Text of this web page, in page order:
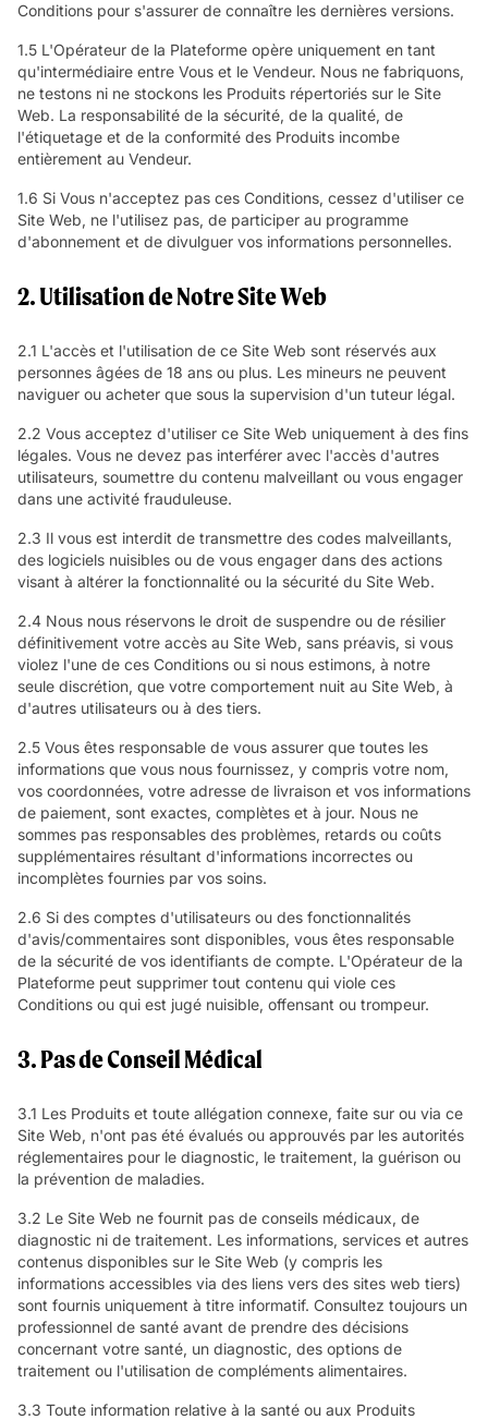
Conditions pour s'assurer de connaître les dernières versions.
1.5 L'Opérateur de la Plateforme opère uniquement en tant
qu'intermédiaire entre Vous et le Vendeur. Nous ne fabriquons,
ne testons ni ne stockons les Produits répertoriés sur le Site
Web. La responsabilité de la sécurité, de la qualité, de
l'étiquetage et de la conformité des Produits incombe
entièrement au Vendeur.
1.6 Si Vous n'acceptez pas ces Conditions, cessez d'utiliser ce
Site Web, ne l'utilisez pas, de participer au programme
d'abonnement et de divulguer vos informations personnelles.
2. Utilisation de Notre Site Web
2.1 L'accès et l'utilisation de ce Site Web sont réservés aux
personnes âgées de 18 ans ou plus. Les mineurs ne peuvent
naviguer ou acheter que sous la supervision d'un tuteur légal.
2.2 Vous acceptez d'utiliser ce Site Web uniquement à des fins
légales. Vous ne devez pas interférer avec l'accès d'autres
utilisateurs, soumettre du contenu malveillant ou vous engager
dans une activité frauduleuse.
2.3 Il vous est interdit de transmettre des codes malveillants,
des logiciels nuisibles ou de vous engager dans des actions
visant à altérer la fonctionnalité ou la sécurité du Site Web.
2.4 Nous nous réservons le droit de suspendre ou de résilier
définitivement votre accès au Site Web, sans préavis, si vous
violez l'une de ces Conditions ou si nous estimons, à notre
seule discrétion, que votre comportement nuit au Site Web, à
d'autres utilisateurs ou à des tiers.
2.5 Vous êtes responsable de vous assurer que toutes les
informations que vous nous fournissez, y compris votre nom,
vos coordonnées, votre adresse de livraison et vos informations
de paiement, sont exactes, complètes et à jour. Nous ne
sommes pas responsables des problèmes, retards ou coûts
supplémentaires résultant d'informations incorrectes ou
incomplètes fournies par vos soins.
2.6 Si des comptes d'utilisateurs ou des fonctionnalités
d'avis/commentaires sont disponibles, vous êtes responsable
de la sécurité de vos identifiants de compte. L'Opérateur de la
Plateforme peut supprimer tout contenu qui viole ces
Conditions ou qui est jugé nuisible, offensant ou trompeur.
3. Pas de Conseil Médical
3.1 Les Produits et toute allégation connexe, faite sur ou via ce
Site Web, n'ont pas été évalués ou approuvés par les autorités
réglementaires pour le diagnostic, le traitement, la guérison ou
la prévention de maladies.
3.2 Le Site Web ne fournit pas de conseils médicaux, de
diagnostic ni de traitement. Les informations, services et autres
contenus disponibles sur le Site Web (y compris les
informations accessibles via des liens vers des sites web tiers)
sont fournis uniquement à titre informatif. Consultez toujours un
professionnel de santé avant de prendre des décisions
concernant votre santé, un diagnostic, des options de
traitement ou l'utilisation de compléments alimentaires.
3.3 Toute information relative à la santé ou aux Produits